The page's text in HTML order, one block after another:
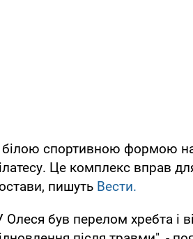
спортивною формою на
Це комплекс вправ
пишуть Вести.
Олеся був перелом хребта і